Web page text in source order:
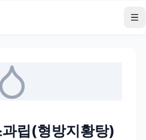
립(형방지황탕)